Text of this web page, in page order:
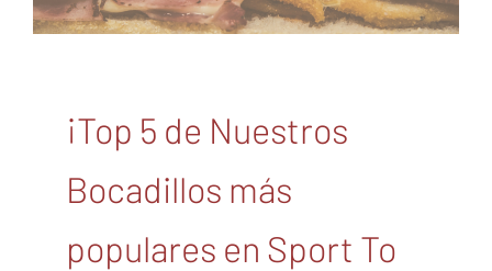
¡Top 5 de Nuestros
Bocadillos más
populares en Sport To